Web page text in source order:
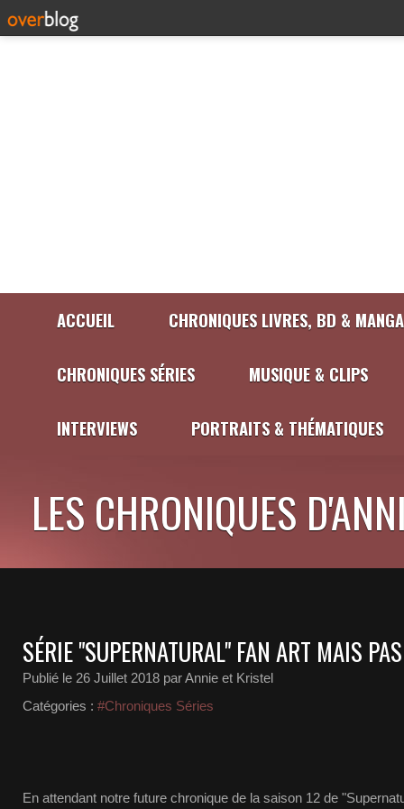
ACCUEIL CHRONIQUES LIVRES, BD &
CHRONIQUES SÉRIES MUSIQUE & CLIPS
INTERVIEWS PORTRAITS & THÉMATIQUES
LES CHRONIQUES
SÉRIE "SUPERNATURAL" FAN ART MAIS
Publié le 26 Juillet 2018 par Annie et Kristel
Catégories : #Chroniques Séries
En attendant notre future chronique de la saison 12 de